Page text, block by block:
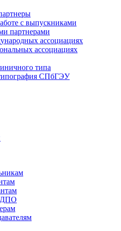
с выпускниками
партнерами
ассоциациях
ассоциациях
типа
СПбГЭУ
ДПО